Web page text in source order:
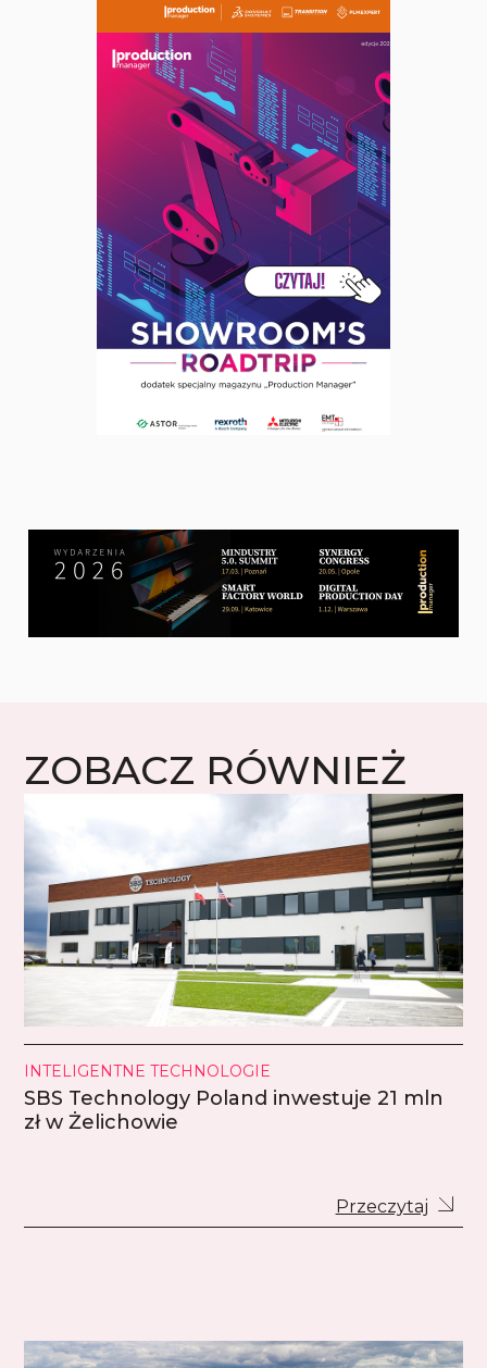
ZOBACZ RÓWNIEŻ
INTELIGENTNE TECHNOLOGIE
SBS Technology Poland inwestuje 21 mln
zł w Żelichowie
Przeczytaj